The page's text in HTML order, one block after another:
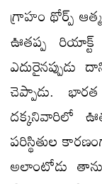
గ్రాహం థోర్ప్
ఊతప్ప రియాక్ట్
ఎదురైనప్పుడు
చెప్పాడు.
దక్కనివారిలో
పరిస్థితుల
అలాంటోడు